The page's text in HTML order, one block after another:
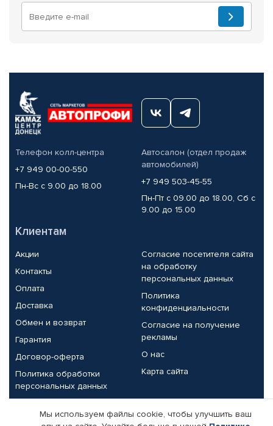
Телефон колл-центра
+7 949 00-00-550
Пн-Вс с 9.00 до 18.00
Автосалон (отдел продаж
автомобилей)
+7 949 503-45-55
Пн-Пт с 09.00 до 18.00, Сб с
9.00 до 15.00
Клиентам
Акции
Контакты
Оплата
Доставка
Обмен и возврат
Гарантия
Договор-оферта
Политика обработки
персональных данных
Согласие посетителя сайта
на обработку
персональных данных
Политика
конфиденциальности
Согласие на получение
рекламы
О нас
Карта сайта
Партнерам
Мы используем файлы cookie, чтобы улучшить ваш